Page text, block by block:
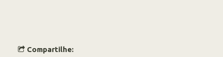
Compartilhe: